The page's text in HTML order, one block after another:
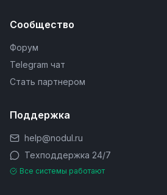
Сообщество
Форум
Telegram чат
Стать партнером
Поддержка
help@nodul.ru
Техподдержка 24/7
Все системы работают